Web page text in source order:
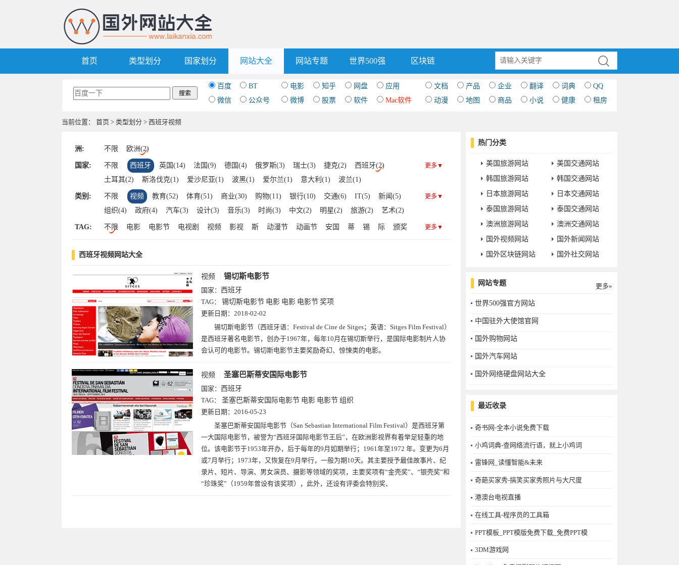
首页 类型划分 国家划分 网站大全 网站专题 世界500强 区块链
百度 BT 电影 知乎 网盘 应用 文档 产品 企业 翻译 词典
QQ
微信
公众号 微博 股票 软件 Mac软件 动漫 地图 商品 小说 健康 租房
当前位置： 首页 > 类型划分 > 西班牙视频
洲: 不限 欧洲(2)
国家: 不限 西班牙 英国(14) 法国(9) 德国(4) 俄罗斯(3) 瑞士(3) 捷克(2)
西班牙(2)
土耳其(2)
斯洛伐克(1) 爱沙尼亚(1) 波黑(1) 爱尔兰(1) 意大利(1)
波兰(1)
阿尔巴尼亚(1)
更多▼
类别: 不限 视频 教育(52) 体育(51) 商业(30) 购物(11) 银行(10) 交通(6) IT(5)
新闻(5)
组织(4)
政府(4) 汽车(3) 设计(3) 音乐(3) 时尚(3) 中文(2) 明星(2) 旅游(2)
艺术(2)
视频(2)
军事(1) 黄页(1) 社交(1) 门户(1) 文化(1) 杂志(1) 查询(1)
更多▼
TAG: 不限 电影 电影节 电视剧 视频 影视 斯 动漫节 动画节 安国 蒂 锡 际
颁奖
更多▼
西班牙视频网站大全
视频 锡切斯电影节
国家： 西班牙
TAG： 锡切斯电影节 电影 电影 电影节 奖项
更新日期： 2018-02-02
锡切斯电影节（西班牙语：Festival de Cine de Sitges；英语：Sitges Film Festival）
是西班牙著名电影节，创办于1967年，每年10月在锡切斯举行，是国际电影制片人协
会认可的电影节。锡切斯电影节主要奖励奇幻、惊悚类的电影。
视频 圣塞巴斯蒂安国际电影节
国家： 西班牙
TAG： 圣塞巴斯蒂安国际电影节 电影 电影节 组织
更新日期： 2016-05-23
圣塞巴斯蒂安国际电影节（San Sebastian International Film Festival）是西班牙第
一大国际电影节，被誉为“西班牙国际电影节王后”，在欧洲影视界有着举足轻重的地
位。该电影节于1953年开办，后于每年的9月如期举行；1961年至1972 年。变更为6月
或7月举行；1973年，又恢复在9月举行，一般为期10天。其主要授予最佳故事片、纪
录片、短片、导演、男女演员、摄影等领域的奖项，主要奖项有“金壳奖”、“银壳奖”和
“珍珠奖”（1959年曾设有该奖项），此外，还设有评委会特别奖、
热门分类
美国旅游网站
美国交通网站
韩国旅游网站
韩国交通网站
日本旅游网站
日本交通网站
泰国旅游网站
泰国交通网站
澳洲旅游网站
澳洲交通网站
国外视频网站
国外新闻网站
国外区块链网站
国外社交网站
网站专题 更多»
世界500强官方网站
中国驻外大使馆官网
国外购物网站
国外汽车网站
国外网络硬盘网站大全
最近收录
奇书网-全本小说免费下载
小鸡词典-查网络流行语，就上小鸡词
雷锋网_读懂智能&未来
奇葩买家秀-搞笑买家秀照片与大尺度
港澳台电视直播
在线工具-程序员的工具箱
PPT模板_PPT模版免费下载_免费PPT模
3DM游戏网